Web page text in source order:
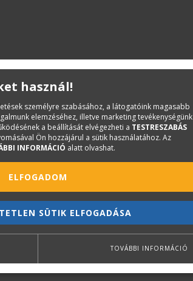
használ!
személyre szabásához, a látogatóink magasabb
elemzéséhez, illetve marketing tevékenységünk
a beállítását elvégezheti a TESTRESZABÁS
Ön hozzájárul a sütik használatához. Az
INFORMÁCIÓ alatt olvashat.
ELFOGADOM
SÜTIK ELFOGADÁSA
TOVÁBBI INFORMÁCIÓ